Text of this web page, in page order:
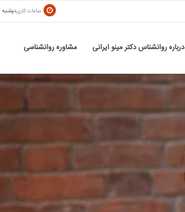
ساعات کاریدوشنبه تا
درباره روانشناس دکتر مینو ایرانی مشاوره روانشناسی